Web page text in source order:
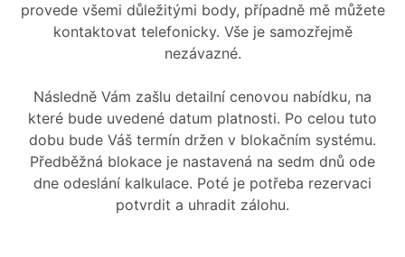
provede všemi důležitými body, případně mě můžete
kontaktovat telefonicky. Vše je samozřejmě
nezávazné.
Následně Vám zašlu detailní cenovou nabídku, na
které bude uvedené datum platnosti. Po celou tuto
dobu bude Váš termín držen v blokačním systému.
Předběžná blokace je nastavená na sedm dnů ode
dne odeslání kalkulace. Poté je potřeba rezervaci
potvrdit a uhradit zálohu.